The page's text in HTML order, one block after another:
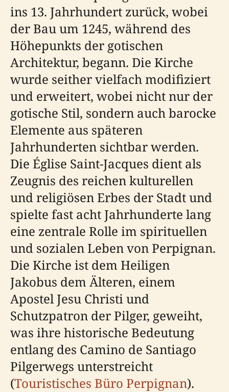
ins 13. Jahrhundert zurück, wobei
der Bau um 1245, während des
Höhepunkts der gotischen
Architektur, begann. Die Kirche
wurde seither vielfach modifiziert
und erweitert, wobei nicht nur der
gotische Stil, sondern auch barocke
Elemente aus späteren
Jahrhunderten sichtbar werden.
Die Église Saint-Jacques dient als
Zeugnis des reichen kulturellen
und religiösen Erbes der Stadt und
spielte fast acht Jahrhunderte lang
eine zentrale Rolle im spirituellen
und sozialen Leben von Perpignan.
Die Kirche ist dem Heiligen
Jakobus dem Älteren, einem
Apostel Jesu Christi und
Schutzpatron der Pilger, geweiht,
was ihre historische Bedeutung
entlang des Camino de Santiago
Pilgerwegs unterstreicht
(Touristisches Büro Perpignan).